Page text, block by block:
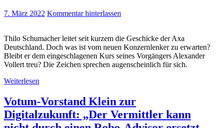
7. März 2022 Kommentar hinterlassen
Thilo Schumacher leitet seit kurzem die Geschicke der Axa
Deutschland. Doch was ist vom neuen Konzernlenker zu erwarten?
Bleibt er dem eingeschlagenen Kurs seines Vorgängers Alexander
Vollert treu? Die Zeichen sprechen augenscheinlich für sich.
Weiterlesen
Votum-Vorstand Klein zur
Digitalzukunft: „Der Vermittler kann